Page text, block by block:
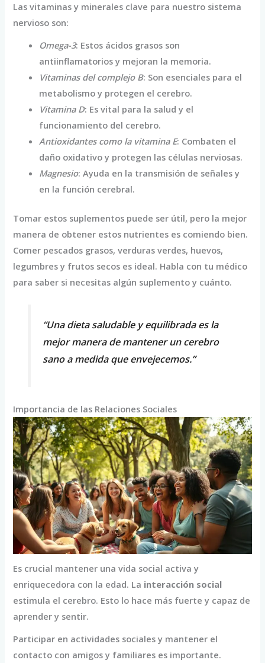
Las vitaminas y minerales clave para nuestro sistema
nervioso son:
Omega-3: Estos ácidos grasos son
antiinflamatorios y mejoran la memoria.
Vitaminas del complejo B: Son esenciales para el
metabolismo y protegen el cerebro.
Vitamina D: Es vital para la salud y el
funcionamiento del cerebro.
Antioxidantes como la vitamina E: Combaten el
daño oxidativo y protegen las células nerviosas.
Magnesio: Ayuda en la transmisión de señales y
en la función cerebral.
Tomar estos suplementos puede ser útil, pero la mejor
manera de obtener estos nutrientes es comiendo bien.
Comer pescados grasos, verduras verdes, huevos,
legumbres y frutos secos es ideal. Habla con tu médico
para saber si necesitas algún suplemento y cuánto.
“Una dieta saludable y equilibrada es la
mejor manera de mantener un cerebro
sano a medida que envejecemos.”
Importancia de las Relaciones Sociales
Es crucial mantener una vida social activa y
enriquecedora con la edad. La interacción social
estimula el cerebro. Esto lo hace más fuerte y capaz de
aprender y sentir.
Participar en actividades sociales y mantener el
contacto con amigos y familiares es importante.